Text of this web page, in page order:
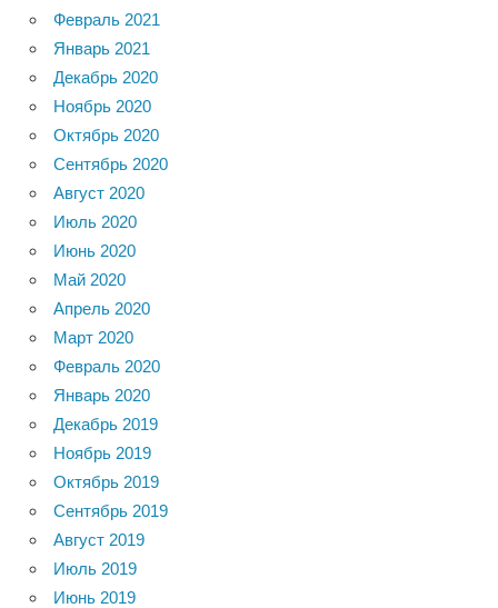
Февраль 2021
Январь 2021
Декабрь 2020
Ноябрь 2020
Октябрь 2020
Сентябрь 2020
Август 2020
Июль 2020
Июнь 2020
Май 2020
Апрель 2020
Март 2020
Февраль 2020
Январь 2020
Декабрь 2019
Ноябрь 2019
Октябрь 2019
Сентябрь 2019
Август 2019
Июль 2019
Июнь 2019